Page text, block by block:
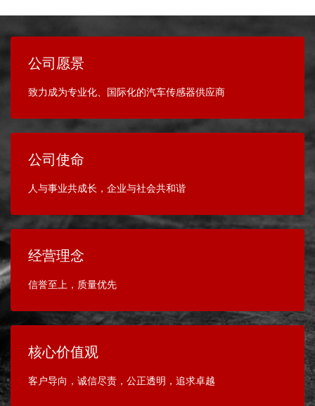
公司愿景
致力成为专业化、国际化的汽车传感器供应商
公司使命
人与事业共成长，企业与社会共和谐
经营理念
信誉至上，质量优先
核心价值观
客户导向，诚信尽责，公正透明，追求卓越